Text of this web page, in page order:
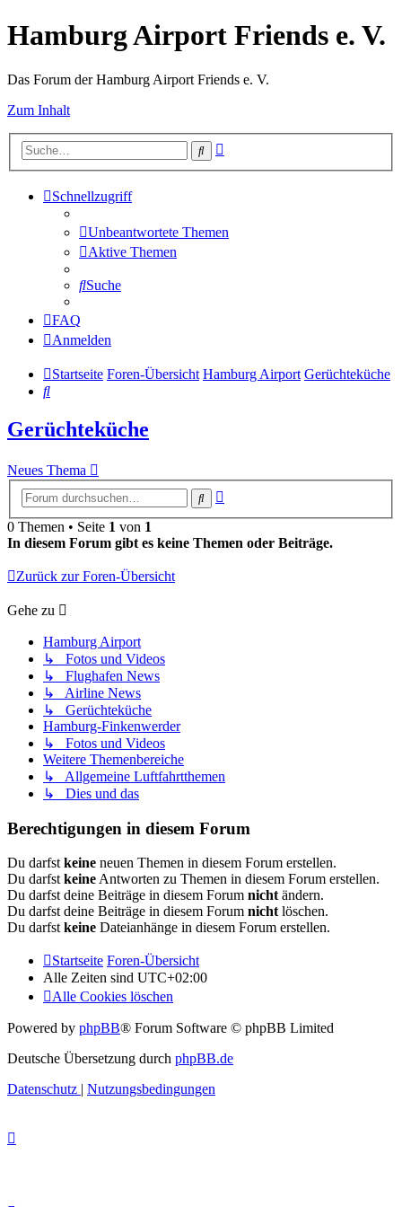
Hamburg Airport Friends e. V.
Das Forum der Hamburg Airport Friends e. V.
Zum Inhalt
Suche
Schnellzugriff
Unbeantwortete Themen
Aktive Themen
Suche
FAQ
Anmelden
Startseite Foren-Übersicht Hamburg Airport Gerüchteküche
Suche
Gerüchteküche
Neues Thema
Suche
0 Themen • Seite 1 von 1
In diesem Forum gibt es keine Themen oder Beiträge.
Zurück zur Foren-Übersicht
Gehe zu
Hamburg Airport
↳ Fotos und Videos
↳ Flughafen News
↳ Airline News
↳ Gerüchteküche
Hamburg-Finkenwerder
↳ Fotos und Videos
Weitere Themenbereiche
↳ Allgemeine Luftfahrtthemen
↳ Dies und das
Berechtigungen in diesem Forum
Du darfst keine neuen Themen in diesem Forum erstellen.
Du darfst keine Antworten zu Themen in diesem Forum erstellen.
Du darfst deine Beiträge in diesem Forum nicht ändern.
Du darfst deine Beiträge in diesem Forum nicht löschen.
Du darfst keine Dateianhänge in diesem Forum erstellen.
Startseite Foren-Übersicht
Alle Zeiten sind UTC+02:00
Alle Cookies löschen
Powered by phpBB® Forum Software © phpBB Limited
Deutsche Übersetzung durch phpBB.de
Datenschutz | Nutzungsbedingungen